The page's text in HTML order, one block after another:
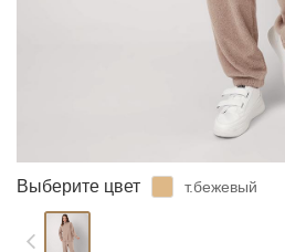
Выберите цвет т.бежевый